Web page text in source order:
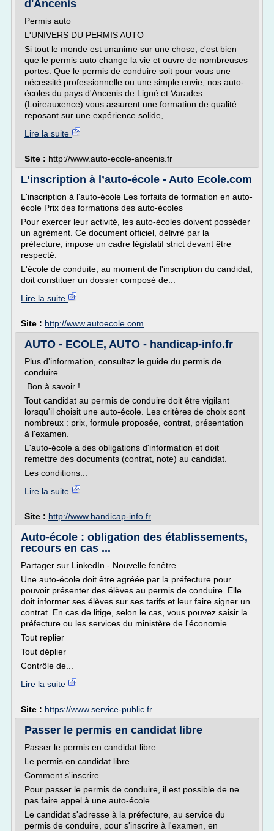
d'Ancenis
Permis auto
L'UNIVERS DU PERMIS AUTO
Si tout le monde est unanime sur une chose, c'est bien
que le permis auto change la vie et ouvre de nombreuses
portes. Que le permis de conduire soit pour vous une
nécessité professionnelle ou une simple envie, nos auto-
écoles du pays d'Ancenis de Ligné et Varades
(Loireauxence) vous assurent une formation de qualité
reposant sur une expérience solide,...
Lire la suite
Site : http://www.auto-ecole-ancenis.fr
L’inscription à l’auto-école - Auto Ecole.com
L'inscription à l'auto-école Les forfaits de formation en auto-
école Prix des formations des auto-écoles
Pour exercer leur activité, les auto-écoles doivent posséder
un agrément. Ce document officiel, délivré par la
préfecture, impose un cadre législatif strict devant être
respecté.
L'école de conduite, au moment de l'inscription du candidat,
doit constituer un dossier composé de...
Lire la suite
Site : http://www.autoecole.com
AUTO - ECOLE, AUTO - handicap-info.fr
Plus d'information, consultez le guide du permis de
conduire .
Bon à savoir !
Tout candidat au permis de conduire doit être vigilant
lorsqu'il choisit une auto-école. Les critères de choix sont
nombreux : prix, formule proposée, contrat, présentation
à l'examen.
L'auto-école a des obligations d'information et doit
remettre des documents (contrat, note) au candidat.
Les conditions...
Lire la suite
Site : http://www.handicap-info.fr
Auto-école : obligation des établissements,
recours en cas ...
Partager sur LinkedIn - Nouvelle fenêtre
Une auto-école doit être agréée par la préfecture pour
pouvoir présenter des élèves au permis de conduire. Elle
doit informer ses élèves sur ses tarifs et leur faire signer un
contrat. En cas de litige, selon le cas, vous pouvez saisir la
préfecture ou les services du ministère de l'économie.
Tout replier
Tout déplier
Contrôle de...
Lire la suite
Site : https://www.service-public.fr
Passer le permis en candidat libre
Passer le permis en candidat libre
Le permis en candidat libre
Comment s'inscrire
Pour passer le permis de conduire, il est possible de ne
pas faire appel à une auto-école.
Le candidat s'adresse à la préfecture, au service du
permis de conduire, pour s'inscrire à l'examen, en